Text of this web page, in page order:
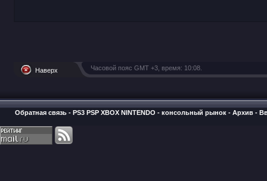
Наверх Часовой пояс GMT +3, время: 10:08
Обратная связь - PS3 PSP XBOX NINTENDO - консольный рынок - Архив -